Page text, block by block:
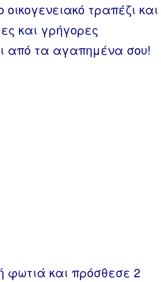
τραπέζι και
και γρήγορες
από τα αγαπημένα σου!
φωτιά και πρόσθεσε 2